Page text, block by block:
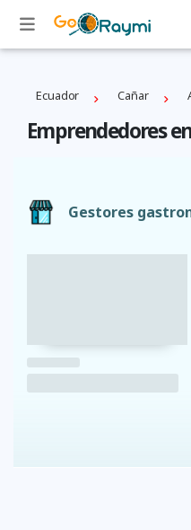
Ecuador Cañar
Emprendedores